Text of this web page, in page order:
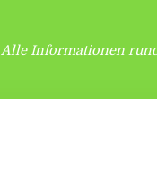
Alle Informationen